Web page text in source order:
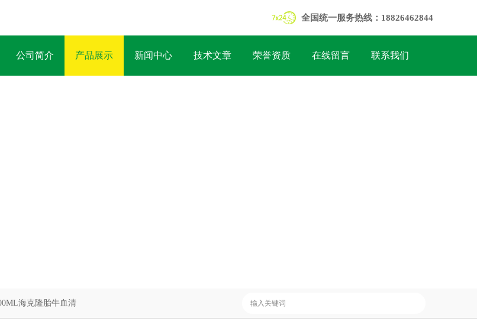
全国统一服务热线：18826462844
公司简介 产品展示 新闻中心 技术文章 荣誉资质 在线留言 联系我们
海克隆胎牛血清